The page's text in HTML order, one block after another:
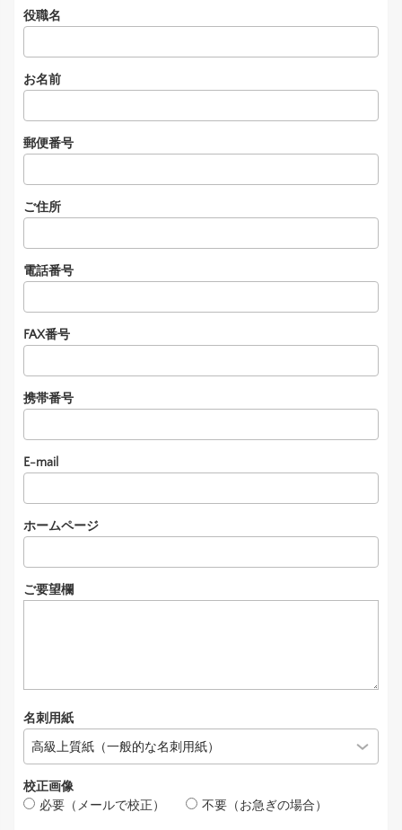
役職名
お名前
郵便番号
ご住所
電話番号
FAX番号
携帯番号
E-mail
ホームページ
ご要望欄
名刺用紙
校正画像
必要（メールで校正）
不要（お急ぎの場合）